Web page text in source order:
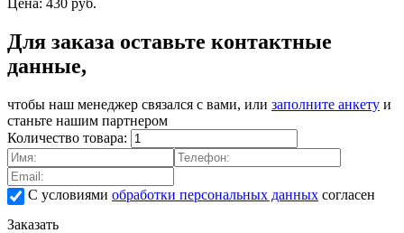
Для заказа оставьте контактные
данные,
чтобы наш менеджер связался с вами, или заполните анкету и
станьте нашим партнером
Количество товара:
С условиями обработки персональных данных согласен
Заказать